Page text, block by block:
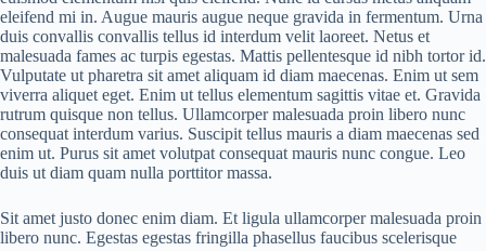
eleifend mi in. Augue mauris augue neque gravida in fermentum. Urna
duis convallis convallis tellus id interdum velit laoreet. Netus et
malesuada fames ac turpis egestas. Mattis pellentesque id nibh tortor id.
Vulputate ut pharetra sit amet aliquam id diam maecenas. Enim ut sem
viverra aliquet eget. Enim ut tellus elementum sagittis vitae et. Gravida
rutrum quisque non tellus. Ullamcorper malesuada proin libero nunc
consequat interdum varius. Suscipit tellus mauris a diam maecenas sed
enim ut. Purus sit amet volutpat consequat mauris nunc congue. Leo
duis ut diam quam nulla porttitor massa.
Sit amet justo donec enim diam. Et ligula ullamcorper malesuada proin
libero nunc. Egestas egestas fringilla phasellus faucibus scelerisque